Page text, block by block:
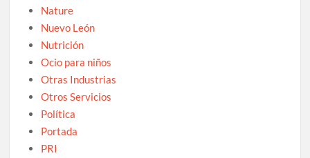
Nature
Nuevo León
Nutrición
Ocio para niños
Otras Industrias
Otros Servicios
Política
Portada
PRI